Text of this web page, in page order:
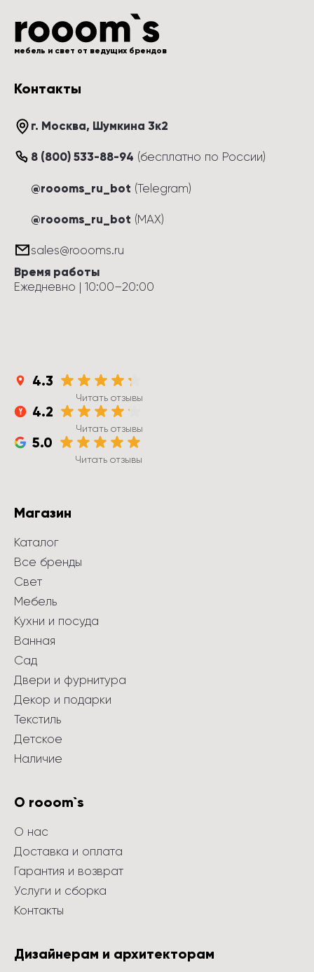
мебель и свет от ведущих брендов
Контакты
г. Москва, Шумкина 3к2
8 (800) 533-88-94 (бесплатно по России)
@roooms_ru_bot (Telegram)
@roooms_ru_bot (MAX)
sales@roooms.ru
Время работы
Ежедневно | 10:00–20:00
4.3
Читать отзывы
4.2
Читать отзывы
5.0
Читать отзывы
Магазин
Каталог
Все бренды
Свет
Мебель
Кухни и посуда
Ванная
Сад
Двери и фурнитура
Декор и подарки
Текстиль
Детское
Наличие
О rooom`s
О нас
Доставка и оплата
Гарантия и возврат
Услуги и сборка
Контакты
Дизайнерам и архитекторам